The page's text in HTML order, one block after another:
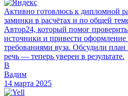
Активно готовлюсь к дипломной
заминки в расчётах и по общей
Автор24, который помог
источники и привести оформление
требованиями вуза. Обсудили
речь — теперь уверен в результате.
В
Вадим
14 марта 2025